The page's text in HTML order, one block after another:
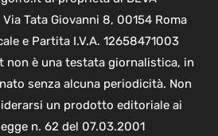
Via Tata Giovanni 8, 00154 Roma
e Partita I.V.A. 12658471003
non è una testata giornalistica, in
senza alcuna periodicità. Non
un prodotto editoriale ai
n. 62 del 07.03.2001